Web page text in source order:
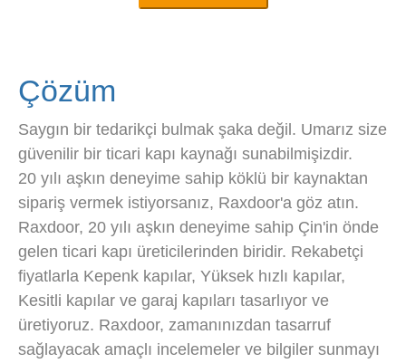
Çözüm
Saygın bir tedarikçi bulmak şaka değil. Umarız size
güvenilir bir ticari kapı kaynağı sunabilmişizdir.
20 yılı aşkın deneyime sahip köklü bir kaynaktan
sipariş vermek istiyorsanız, Raxdoor'a göz atın.
Raxdoor, 20 yılı aşkın deneyime sahip Çin'in önde
gelen ticari kapı üreticilerinden biridir. Rekabetçi
fiyatlarla Kepenk kapılar, Yüksek hızlı kapılar,
Kesitli kapılar ve garaj kapıları tasarlıyor ve
üretiyoruz. Raxdoor, zamanınızdan tasarruf
sağlayacak amaçlı incelemeler ve bilgiler sunmayı